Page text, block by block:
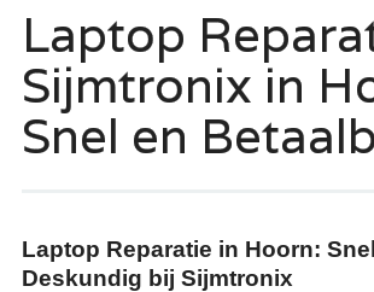
Laptop
Sijmtronix in
Snel en
Laptop Reparatie in Hoorn:
Deskundig bij Sijmtronix